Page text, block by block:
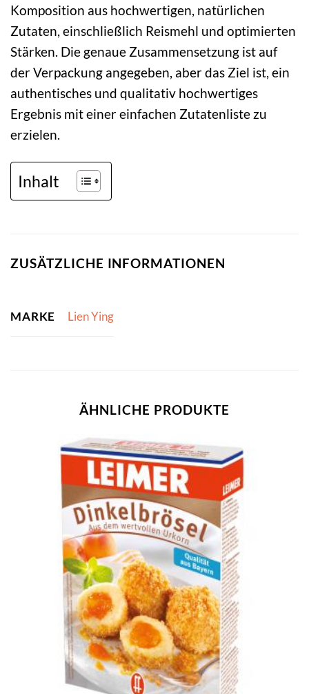
Komposition aus hochwertigen, natürlichen
Zutaten, einschließlich Reismehl und optimierten
Stärken. Die genaue Zusammensetzung ist auf
der Verpackung angegeben, aber das Ziel ist, ein
authentisches und qualitativ hochwertiges
Ergebnis mit einer einfachen Zutatenliste zu
erzielen.
Inhalt
ZUSÄTZLICHE INFORMATIONEN
MARKE Lien Ying
ÄHNLICHE PRODUKTE